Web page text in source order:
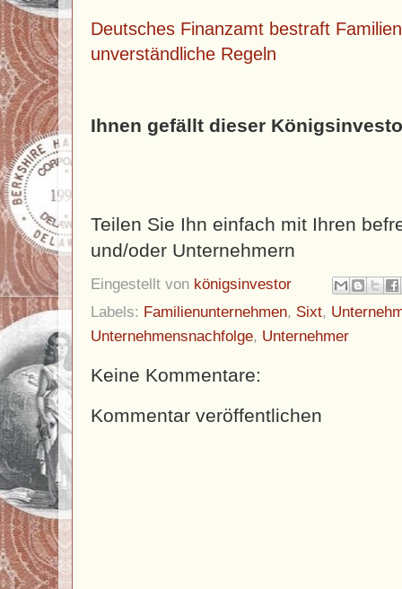
Deutsches Finanzamt bestraft
unverständliche Regeln
Ihnen gefällt dieser
Teilen Sie Ihn einfach mit Ihren
und/oder Unternehmern
Eingestellt von königsinvestor
Labels: Familienunternehmen, Sixt,
Unternehmensnachfolge, Unternehmer
Keine Kommentare:
Kommentar veröffentlichen